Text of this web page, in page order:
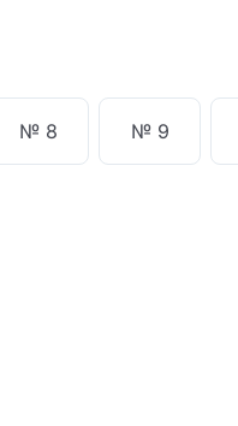
№ 8 № 9